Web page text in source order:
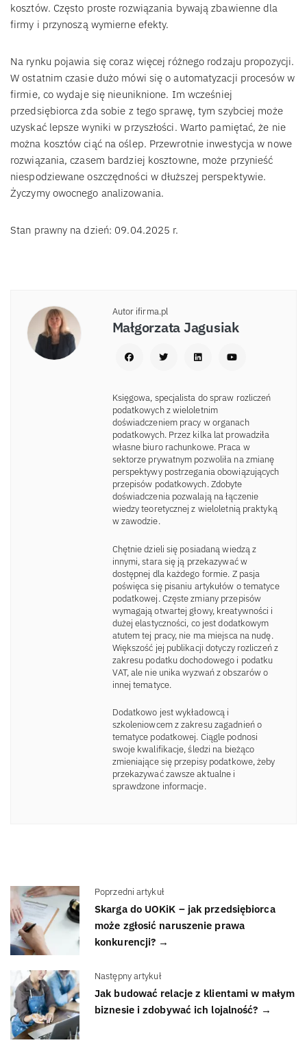
kosztów. Często proste rozwiązania bywają zbawienne dla
firmy i przynoszą wymierne efekty.
Na rynku pojawia się coraz więcej różnego rodzaju propozycji.
W ostatnim czasie dużo mówi się o automatyzacji procesów w
firmie, co wydaje się nieuniknione. Im wcześniej
przedsiębiorca zda sobie z tego sprawę, tym szybciej może
uzyskać lepsze wyniki w przyszłości. Warto pamiętać, że nie
można kosztów ciąć na oślep. Przewrotnie inwestycja w nowe
rozwiązania, czasem bardziej kosztowne, może przynieść
niespodziewane oszczędności w dłuższej perspektywie.
Życzymy owocnego analizowania.
Stan prawny na dzień: 09.04.2025 r.
Autor ifirma.pl
Małgorzata Jagusiak
Księgowa, specjalista do spraw rozliczeń
podatkowych z wieloletnim
doświadczeniem pracy w organach
podatkowych. Przez kilka lat prowadziła
własne biuro rachunkowe. Praca w
sektorze prywatnym pozwoliła na zmianę
perspektywy postrzegania obowiązujących
przepisów podatkowych. Zdobyte
doświadczenia pozwalają na łączenie
wiedzy teoretycznej z wieloletnią praktyką
w zawodzie.
Chętnie dzieli się posiadaną wiedzą z
innymi, stara się ją przekazywać w
dostępnej dla każdego formie. Z pasja
poświęca się pisaniu artykułów o tematyce
podatkowej. Częste zmiany przepisów
wymagają otwartej głowy, kreatywności i
dużej elastyczności, co jest dodatkowym
atutem tej pracy, nie ma miejsca na nudę.
Większość jej publikacji dotyczy rozliczeń z
zakresu podatku dochodowego i podatku
VAT, ale nie unika wyzwań z obszarów o
innej tematyce.
Dodatkowo jest wykładowcą i
szkoleniowcem z zakresu zagadnień o
tematyce podatkowej. Ciągle podnosi
swoje kwalifikacje, śledzi na bieżąco
zmieniające się przepisy podatkowe, żeby
przekazywać zawsze aktualne i
sprawdzone informacje.
Poprzedni artykuł
Skarga do UOKiK – jak przedsiębiorca
może zgłosić naruszenie prawa
konkurencji? →
Następny artykuł
Jak budować relacje z klientami w małym
biznesie i zdobywać ich lojalność? →